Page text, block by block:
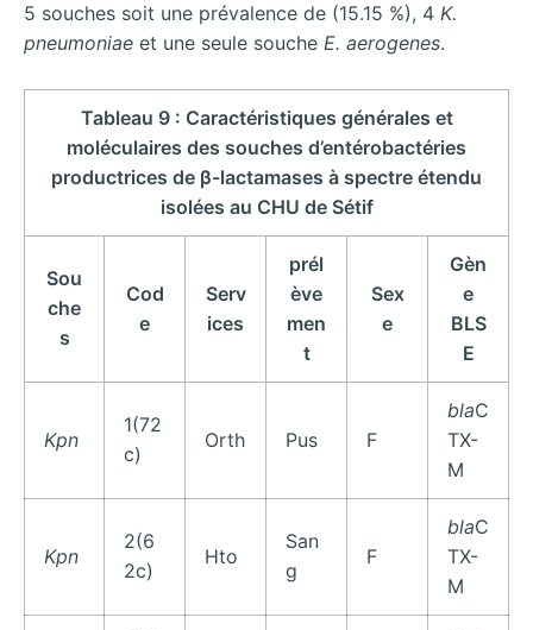
5 souches soit une prévalence de (15.15 %), 4 K.
pneumoniae et une seule souche E. aerogenes.
Tableau 9 : Caractéristiques générales et
moléculaires des souches d’entérobactéries
productrices de β-lactamases à spectre étendu
isolées au CHU de Sétif
Sou
che
s
Cod
e
Serv
ices
prél
ève
men
t
Sex
e
Gèn
e
BLS
E
Kpn
1(72
c)
Orth Pus F
blaC
TX-
M
Kpn
2(6
2c)
Hto
San
g
F
blaC
TX-
M